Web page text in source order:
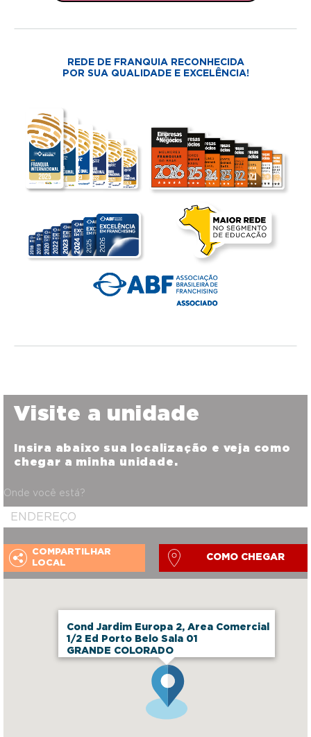
REDE DE FRANQUIA RECONHECIDA
POR SUA QUALIDADE E EXCELÊNCIA!
Cond Jardim Europa 2, Area Comercial
1/2 Ed Porto Belo Sala 01
GRANDE COLORADO
Visite a unidade
Insira abaixo sua localização e veja como
chegar a minha unidade.
Onde você está?
COMPARTILHAR
LOCAL
COMO CHEGAR